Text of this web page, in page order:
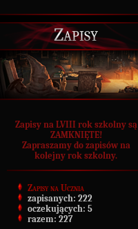
Zapisy
Zapisy na LVIII rok szkolny są
ZAMKNIĘTE!
Zapraszamy do zapisów na
kolejny rok szkolny.
Zapisy na Ucznia
zapisanych: 222
oczekujących: 5
razem: 227